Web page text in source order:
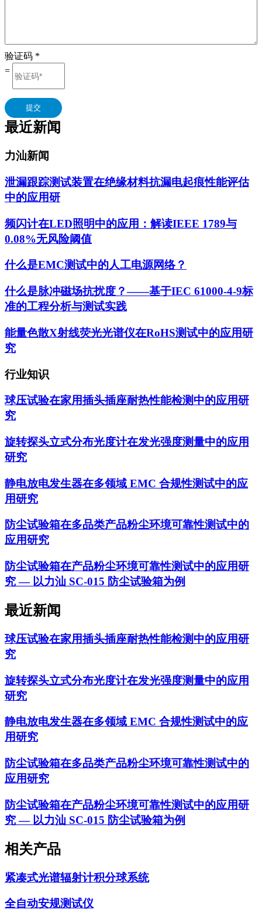
验证码 *
=
提交
最近新闻
力汕新闻
泄漏跟踪测试装置在绝缘材料抗漏电起痕性能评估
中的应用研
频闪计在LED照明中的应用：解读IEEE 1789与
0.08%无风险阈值
什么是EMC测试中的人工电源网络？
什么是脉冲磁场抗扰度？——基于IEC 61000-4-9标
准的工程分析与测试实践
能量色散X射线荧光光谱仪在RoHS测试中的应用研
究
行业知识
球压试验在家用插头插座耐热性能检测中的应用研
究
旋转探头立式分布光度计在发光强度测量中的应用
研究
静电放电发生器在多领域 EMC 合规性测试中的应
用研究
防尘试验箱在多品类产品粉尘环境可靠性测试中的
应用研究
防尘试验箱在产品粉尘环境可靠性测试中的应用研
究 — 以力汕 SC-015 防尘试验箱为例
最近新闻
球压试验在家用插头插座耐热性能检测中的应用研
究
旋转探头立式分布光度计在发光强度测量中的应用
研究
静电放电发生器在多领域 EMC 合规性测试中的应
用研究
防尘试验箱在多品类产品粉尘环境可靠性测试中的
应用研究
防尘试验箱在产品粉尘环境可靠性测试中的应用研
究 — 以力汕 SC-015 防尘试验箱为例
相关产品
紧凑式光谱辐射计积分球系统
全自动安规测试仪